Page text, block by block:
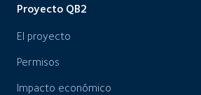
Proyecto QB2
El proyecto
Permisos
Impacto económico